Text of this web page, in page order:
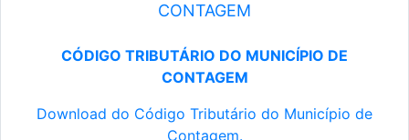
CONTAGEM
CÓDIGO TRIBUTÁRIO DO MUNICÍPIO DE
CONTAGEM
Download do Código Tributário do Município de
Contagem.